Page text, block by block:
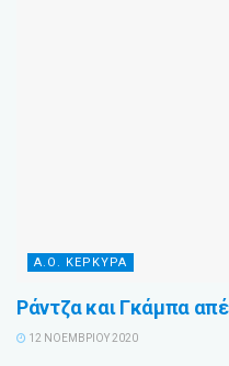
Α.Ο. ΚΕΡΚΥΡΑ
Ράντζα και Γκάμπα
12 ΝΟΕΜΒΡΊΟΥ 2020